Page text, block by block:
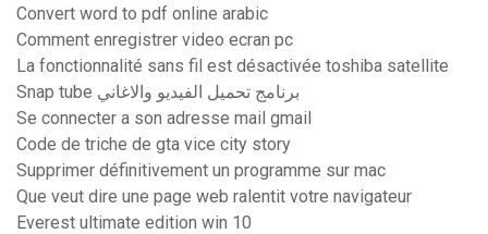
Convert word to pdf online arabic
Comment enregistrer video ecran pc
La fonctionnalité sans fil est désactivée toshiba satellite
Snap tube برنامج تحميل الفيديو والاغاني
Se connecter a son adresse mail gmail
Code de triche de gta vice city story
Supprimer définitivement un programme sur mac
Que veut dire une page web ralentit votre navigateur
Everest ultimate edition win 10